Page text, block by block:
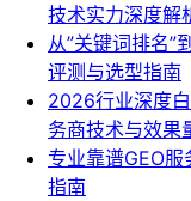
技术实力深度解
从”关键词排名”
评测与选型指南
2026行业深度
务商技术与效果
专业靠谱GEO
指南